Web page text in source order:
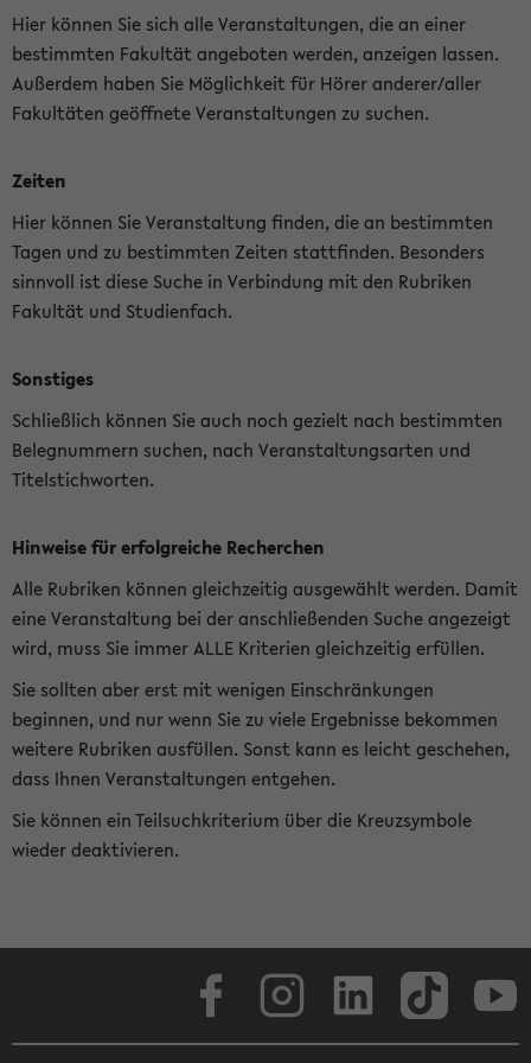
Hier können Sie sich alle Veranstaltungen, die an einer
bestimmten Fakultät angeboten werden, anzeigen lassen.
Außerdem haben Sie Möglichkeit für Hörer anderer/aller
Fakultäten geöffnete Veranstaltungen zu suchen.
Zeiten
Hier können Sie Veranstaltung finden, die an bestimmten
Tagen und zu bestimmten Zeiten stattfinden. Besonders
sinnvoll ist diese Suche in Verbindung mit den Rubriken
Fakultät und Studienfach.
Sonstiges
Schließlich können Sie auch noch gezielt nach bestimmten
Belegnummern suchen, nach Veranstaltungsarten und
Titelstichworten.
Hinweise für erfolgreiche Recherchen
Alle Rubriken können gleichzeitig ausgewählt werden. Damit
eine Veranstaltung bei der anschließenden Suche angezeigt
wird, muss Sie immer ALLE Kriterien gleichzeitig erfüllen.
Sie sollten aber erst mit wenigen Einschränkungen
beginnen, und nur wenn Sie zu viele Ergebnisse bekommen
weitere Rubriken ausfüllen. Sonst kann es leicht geschehen,
dass Ihnen Veranstaltungen entgehen.
Sie können ein Teilsuchkriterium über die Kreuzsymbole
wieder deaktivieren.